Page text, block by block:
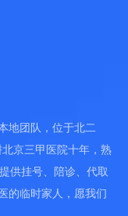
地团队，位于北二
京三甲医院十年，熟
供挂号、陪诊、代取
的临时家人，愿我们